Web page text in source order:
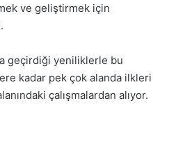
ve geliştirmek için
geçirdiği yeniliklerle bu
kadar pek çok alanda ilkleri
çalışmalardan alıyor.